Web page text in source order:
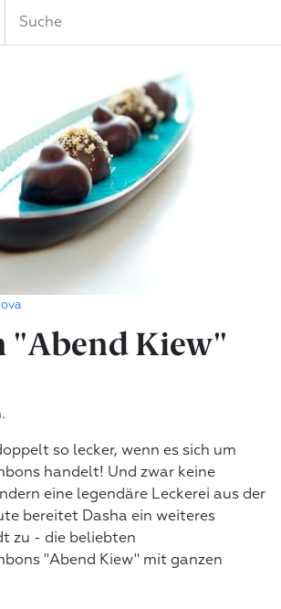
"Abend Kiew"
so lecker, wenn es sich um
handelt! Und zwar keine
eine legendäre Leckerei aus der
bereitet Dasha ein weiteres
zu - die beliebten
"Abend Kiew" mit ganzen